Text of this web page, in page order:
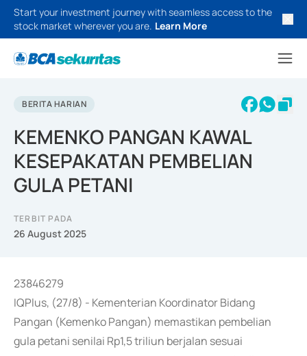
Start your investment journey with seamless access to the
stock market wherever you are. Learn More
BERITA HARIAN
KEMENKO PANGAN KAWAL
KESEPAKATAN PEMBELIAN
GULA PETANI
TERBIT PADA
26 August 2025
23846279
IQPlus, (27/8) - Kementerian Koordinator Bidang
Pangan (Kemenko Pangan) memastikan pembelian
gula petani senilai Rp1,5 triliun berjalan sesuai